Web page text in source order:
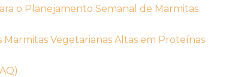
o Planejamento Semanal de Marmitas
Marmitas Vegetarianas Altas em Proteínas